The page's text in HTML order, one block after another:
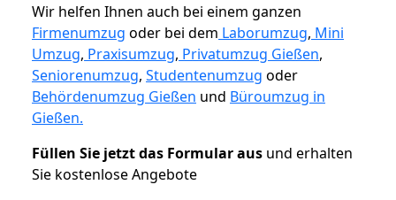
Wir helfen Ihnen auch bei einem ganzen
Firmenumzug oder bei dem Laborumzug, Mini
Umzug, Praxisumzug, Privatumzug Gießen,
Seniorenumzug, Studentenumzug oder
Behördenumzug Gießen und Büroumzug in
Gießen.
Füllen Sie jetzt das Formular aus und erhalten
Sie kostenlose Angebote